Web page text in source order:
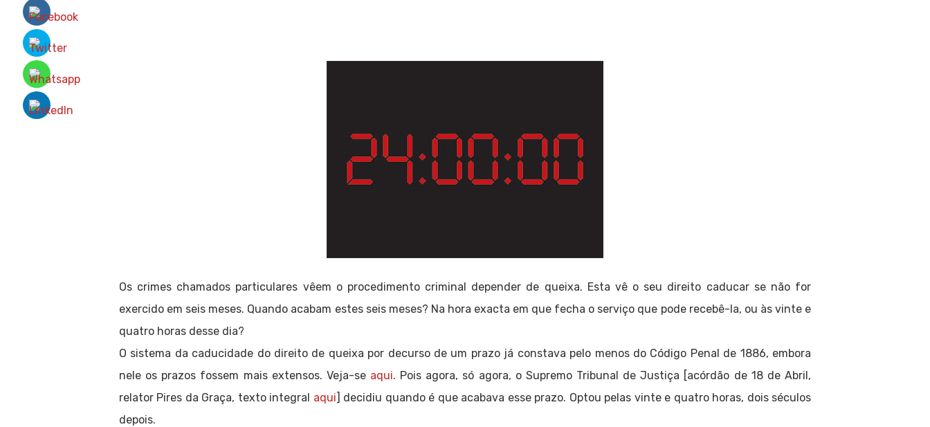
Os crimes chamados particulares vêem o procedimento criminal depender de queixa. Esta vê o seu direito caducar se não for
exercido em seis meses. Quando acabam estes seis meses? Na hora exacta em que fecha o serviço que pode recebê-la, ou às vinte e
quatro horas desse dia?
O sistema da caducidade do direito de queixa por decurso de um prazo já constava pelo menos do Código Penal de 1886, embora
nele os prazos fossem mais extensos. Veja-se aqui. Pois agora, só agora, o Supremo Tribunal de Justiça [acórdão de 18 de Abril,
relator Pires da Graça, texto integral aqui] decidiu quando é que acabava esse prazo. Optou pelas vinte e quatro horas, dois séculos
depois.